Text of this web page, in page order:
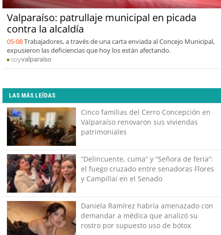
Valparaíso: patrullaje municipal en picada
contra la alcaldía
05-08Trabajadores, a través de una carta enviada al Concejo Municipal,
expusieron las deficiencias que hoy los están afectando.
soyvalparaiso
LAS MÁS LEÍDAS
Cinco familias del Cerro Concepción en
Valparaíso renovaron sus viviendas
patrimoniales
“Delincuente, cuma” y “Señora de feria”:
el fuego cruzado entre senadoras Flores
y Campillai en el Senado
Daniela Ramírez habría amenazado con
demandar a médica que analizó su
rostro por supuesto uso de bótox